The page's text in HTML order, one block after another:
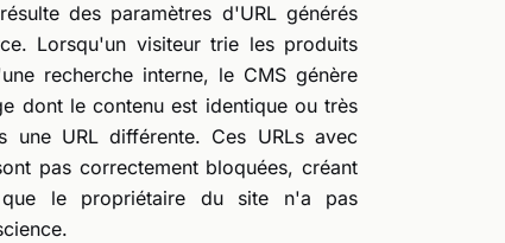
des paramètres d'URL générés
Lorsqu'un visiteur trie les produits
recherche interne, le CMS génère
dont le contenu est identique ou très
URL différente. Ces URLs avec
pas correctement bloquées, créant
le propriétaire du site n'a pas